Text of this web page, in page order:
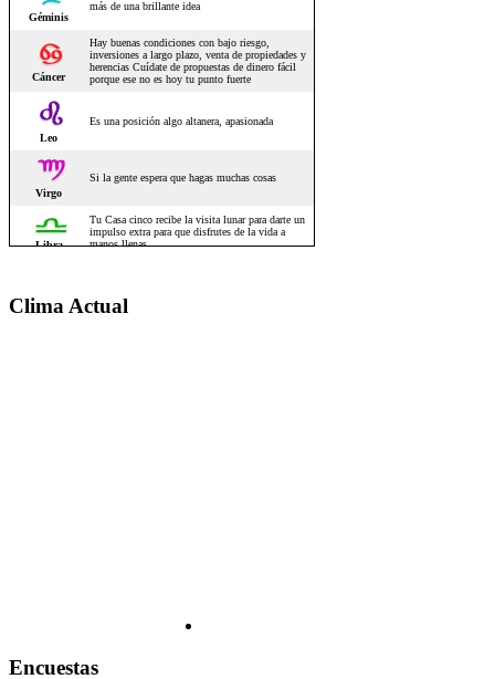
Clima Actual
Encuestas